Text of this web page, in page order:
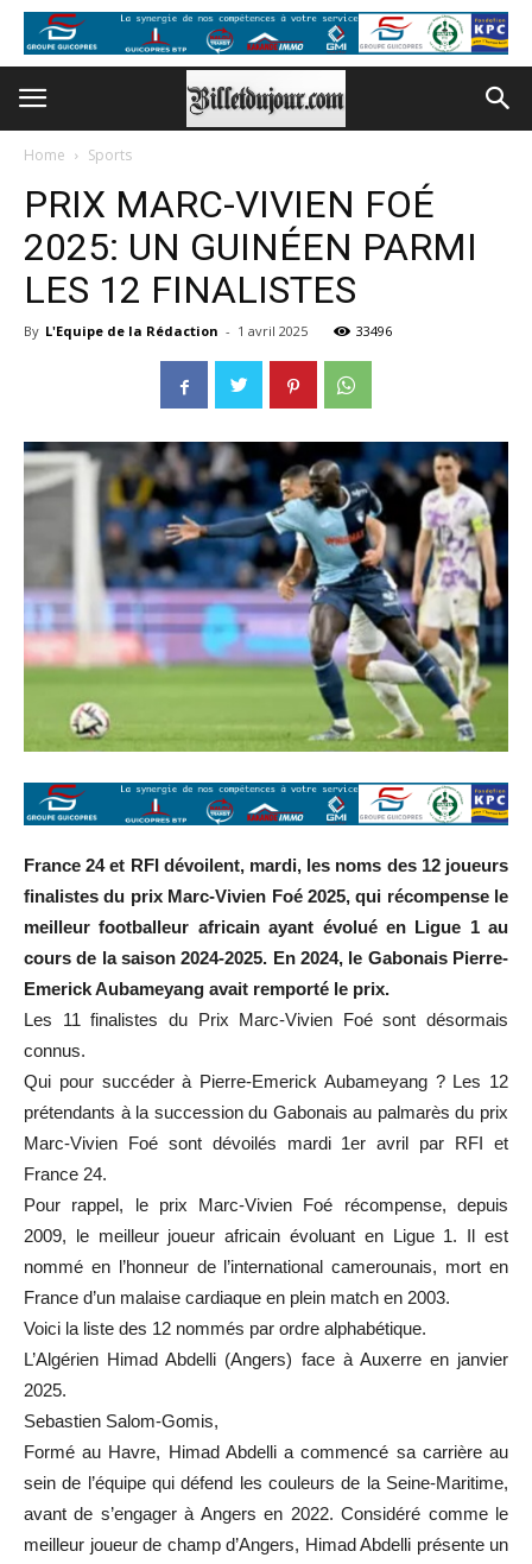
Home Sports
PRIX MARC-VIVIEN FOÉ
2025: UN GUINÉEN PARMI
LES 12 FINALISTES
By L'Equipe de la Rédaction - 1 avril 2025 33496
France 24 et RFI dévoilent, mardi, les noms des 12 joueurs
finalistes du prix Marc-Vivien Foé 2025, qui récompense le
meilleur footballeur africain ayant évolué en Ligue 1 au
cours de la saison 2024-2025. En 2024, le Gabonais Pierre-
Emerick Aubameyang avait remporté le prix.
Les 11 finalistes du Prix Marc-Vivien Foé sont désormais
connus.
Qui pour succéder à Pierre-Emerick Aubameyang ? Les 12
prétendants à la succession du Gabonais au palmarès du prix
Marc-Vivien Foé sont dévoilés mardi 1er avril par RFI et
France 24.
Pour rappel, le prix Marc-Vivien Foé récompense, depuis
2009, le meilleur joueur africain évoluant en Ligue 1. Il est
nommé en l’honneur de l’international camerounais, mort en
France d’un malaise cardiaque en plein match en 2003.
Voici la liste des 12 nommés par ordre alphabétique.
L’Algérien Himad Abdelli (Angers) face à Auxerre en janvier
2025.
Sebastien Salom-Gomis,
Formé au Havre, Himad Abdelli a commencé sa carrière au
sein de l’équipe qui défend les couleurs de la Seine-Maritime,
avant de s’engager à Angers en 2022. Considéré comme le
meilleur joueur de champ d’Angers, Himad Abdelli présente un